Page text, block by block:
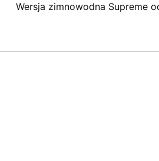
Wersja zimnowodna Supreme